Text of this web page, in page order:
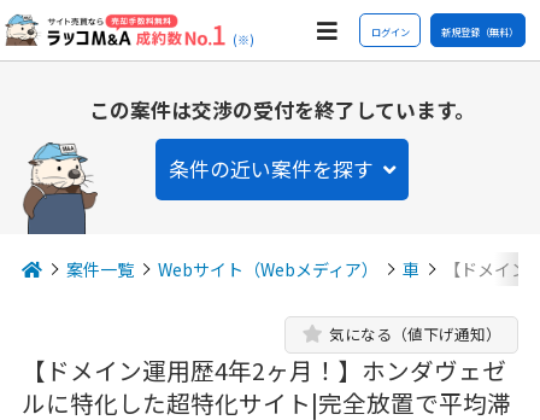
(※) ログイン 新規登録（無料）
この案件は交渉の受付を終了しています。
条件の近い案件を探す
案件一覧 Webサイト（Webメディア） 車 【ドメイ
【ドメイン運用歴4年2ヶ月！】ホンダヴェゼ
ルに特化した超特化サイト|完全放置で平均滞
気になる（値下げ通知）